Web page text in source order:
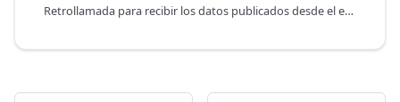
Retrollamada para recibir los datos publicados desde el editor. Esta retrollamada está disponible en los métodos createPost y editPost y se activa cuando el usuario hace clic en el botón "Publicar" dentro de la interfaz del editor.